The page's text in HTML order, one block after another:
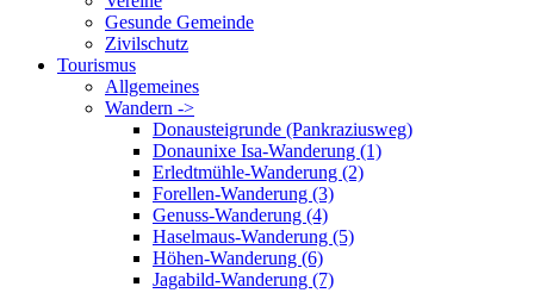
Gesunde Gemeinde
Zivilschutz
Tourismus
Allgemeines
Wandern ->
Donausteigrunde (Pankraziusweg)
Donaunixe Isa-Wanderung (1)
Erledtmühle-Wanderung (2)
Forellen-Wanderung (3)
Genuss-Wanderung (4)
Haselmaus-Wanderung (5)
Höhen-Wanderung (6)
Jagabild-Wanderung (7)